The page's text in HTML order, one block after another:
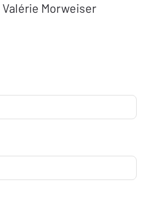
Valérie Morweiser